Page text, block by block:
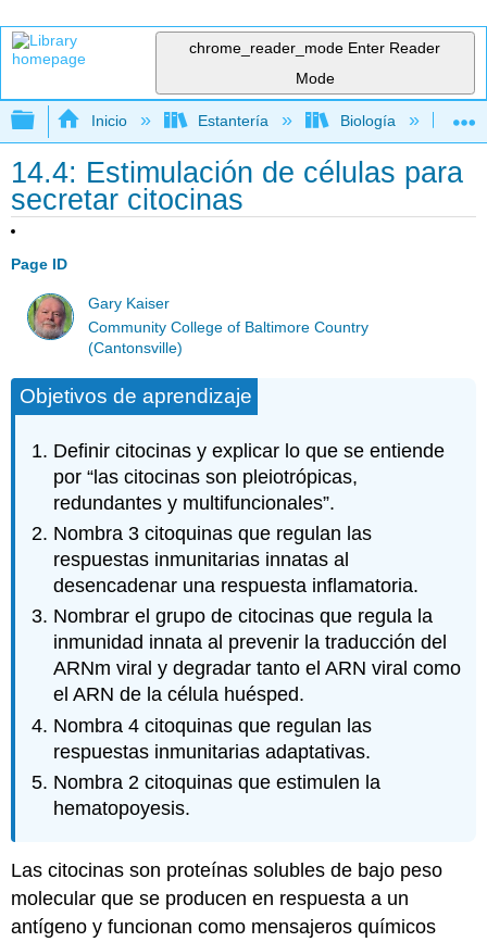
chrome_reader_mode Enter Reader
Mode
Expandir/contraer jerarquía global
Inicio Estantería Biología
14.4: Estimulación de células para
secretar citocinas
Page ID
Gary Kaiser
Community College of Baltimore Country
(Cantonsville)
Objetivos de aprendizaje
Definir citocinas y explicar lo que se entiende
por “las citocinas son pleiotrópicas,
redundantes y multifuncionales”.
Nombra 3 citoquinas que regulan las
respuestas inmunitarias innatas al
desencadenar una respuesta inflamatoria.
Nombrar el grupo de citocinas que regula la
inmunidad innata al prevenir la traducción del
ARNm viral y degradar tanto el ARN viral como
el ARN de la célula huésped.
Nombra 4 citoquinas que regulan las
respuestas inmunitarias adaptativas.
Nombra 2 citoquinas que estimulen la
hematopoyesis.
Lascitocinas son proteínas solubles de bajo peso
molecular que se producen en respuesta a un
antígeno y funcionan como mensajeros químicos